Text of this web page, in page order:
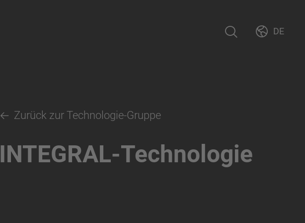
DE
Zurück zur Technologie-Gruppe
INTEGRAL-Technologie